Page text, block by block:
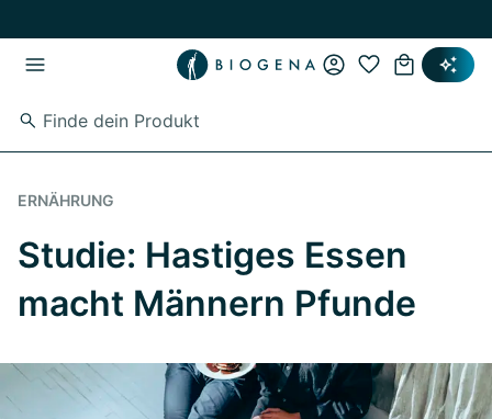
ERNÄHRUNG
Studie: Hastiges Essen
macht Männern Pfunde